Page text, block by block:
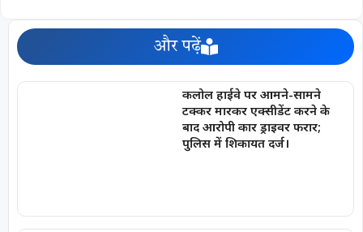
और पढ़ें
कलोल हाईवे पर आमने-सामने
टक्कर मारकर एक्सीडेंट करने के
बाद आरोपी कार ड्राइवर फरार;
पुलिस में शिकायत दर्ज।